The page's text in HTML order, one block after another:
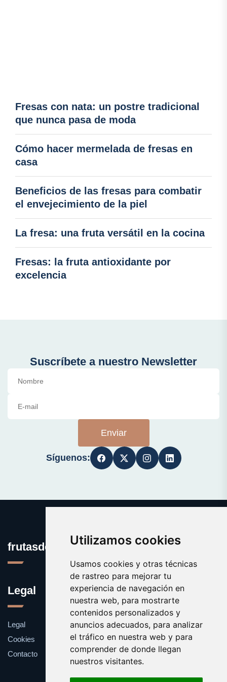
Utilizamos cookies
Usamos cookies y otras técnicas
de rastreo para mejorar tu
experiencia de navegación en
nuestra web, para mostrarte
contenidos personalizados y
anuncios adecuados, para analizar
el tráfico en nuestra web y para
comprender de donde llegan
nuestros visitantes.
Fresas con nata: un postre tradicional
que nunca pasa de moda
Cómo hacer mermelada de fresas en
casa
Beneficios de las fresas para combatir
el envejecimiento de la piel
La fresa: una fruta versátil en la cocina
Fresas: la fruta antioxidante por
excelencia
Suscríbete a nuestro Newsletter
Enviar
Síguenos:
frutasdelbosque.com
Legal
Legal
Cookies
Contacto